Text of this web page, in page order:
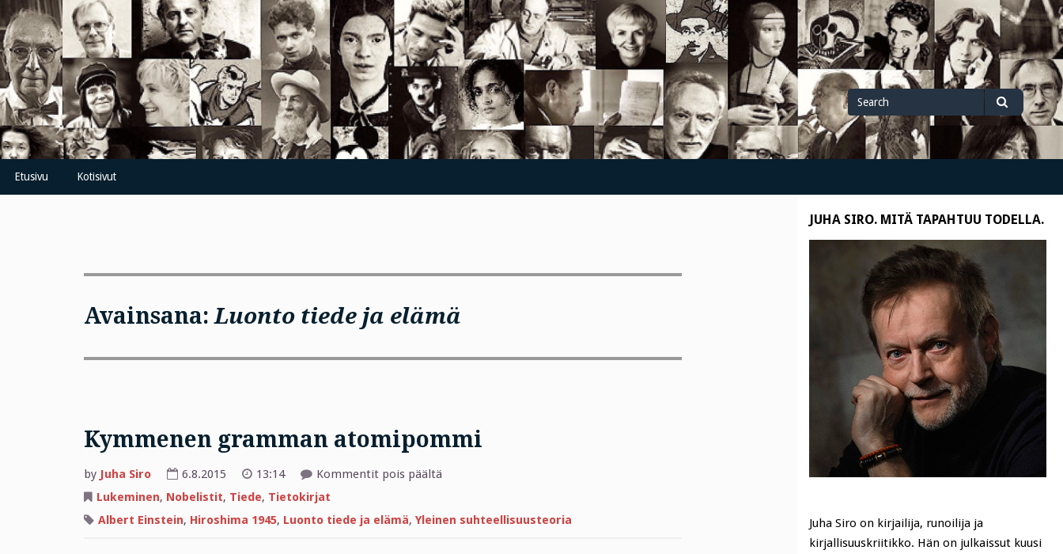
Skip
to
content
Search
for
Search
Etusivu Kotisivut
Avainsana:Luonto tiede ja elämä
Kymmenen gramman atomipommi
by Juha Siro 6.8.2015 13:14 Kommentit pois päältäartikkelissa
Lukeminen, Nobelistit, Tiede, Tietokirjat
Albert Einstein, Hiroshima 1945, Luonto tiede ja elämä, Yleinen suhteellisuusteoria
JUHA SIRO. MITÄ TAPAHTUU TODELLA.
Juha Siro on kirjailija, runoilija ja
kirjallisuuskriitikko. Hän on julkaissut kuusi